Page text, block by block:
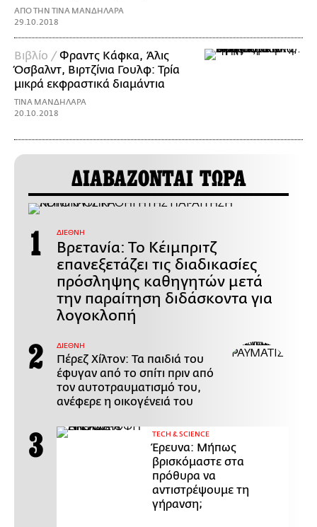
ΑΠΟ ΤΗΝ ΤΙΝΑ ΜΑΝΔΗΛΑΡΑ
29.10.2018
Βιβλίο /Φραντς Κάφκα, Άλις
Όσβαλντ, Βιρτζίνια Γουλφ: Τρία
μικρά εκφραστικά διαμάντια
ΤΙΝΑ ΜΑΝΔΗΛΑΡΑ
20.10.2018
ΔΙΑΒΑΖΟΝΤΑΙ ΤΩΡΑ
ΔΙΕΘΝΗ
Βρετανία: Το Κέιμπριτζ
επανεξετάζει τις διαδικασίες
πρόσληψης καθηγητών μετά
την παραίτηση διδάσκοντα για
λογοκλοπή
ΔΙΕΘΝΗ
Πέρεζ Χίλτον: Τα παιδιά του
έφυγαν από το σπίτι πριν από
τον αυτοτραυματισμό του,
ανέφερε η οικογένειά του
ΤECH & SCIENCE
Έρευνα: Μήπως
βρισκόμαστε στα
πρόθυρα να
αντιστρέψουμε τη
γήρανση;